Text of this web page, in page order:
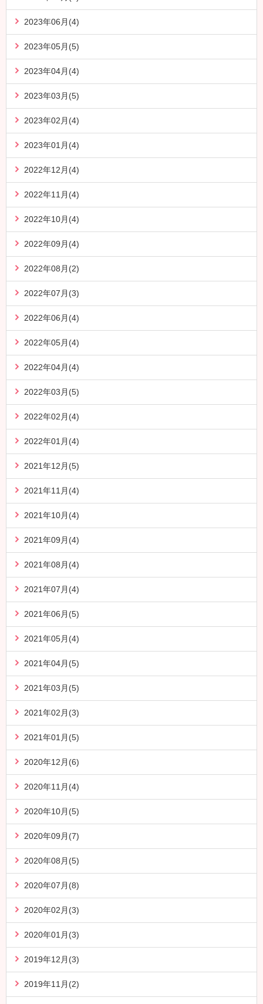
2023年06月(4)
2023年05月(5)
2023年04月(4)
2023年03月(5)
2023年02月(4)
2023年01月(4)
2022年12月(4)
2022年11月(4)
2022年10月(4)
2022年09月(4)
2022年08月(2)
2022年07月(3)
2022年06月(4)
2022年05月(4)
2022年04月(4)
2022年03月(5)
2022年02月(4)
2022年01月(4)
2021年12月(5)
2021年11月(4)
2021年10月(4)
2021年09月(4)
2021年08月(4)
2021年07月(4)
2021年06月(5)
2021年05月(4)
2021年04月(5)
2021年03月(5)
2021年02月(3)
2021年01月(5)
2020年12月(6)
2020年11月(4)
2020年10月(5)
2020年09月(7)
2020年08月(5)
2020年07月(8)
2020年02月(3)
2020年01月(3)
2019年12月(3)
2019年11月(2)